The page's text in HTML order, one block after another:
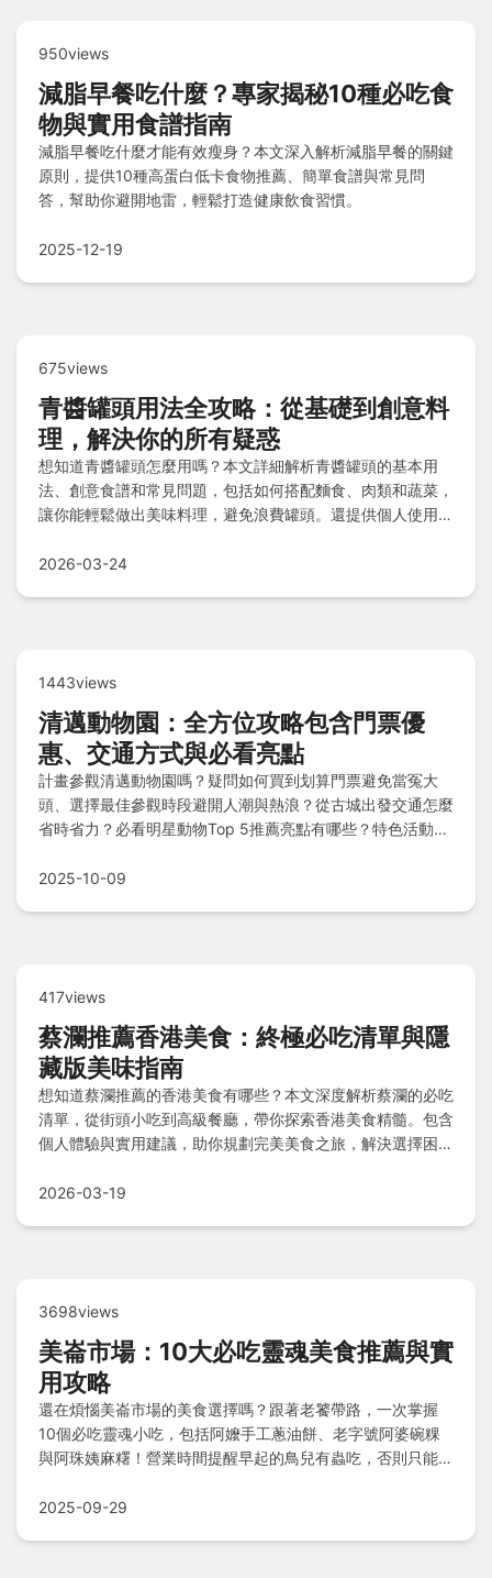
950views
減脂早餐吃什麼？專家揭秘10種必吃食
物與實用食譜指南
減脂早餐吃什麼才能有效瘦身？本文深入解析減脂早餐的關鍵
原則，提供10種高蛋白低卡食物推薦、簡單食譜與常見問
答，幫助你避開地雷，輕鬆打造健康飲食習慣。
2025-12-19
675views
青醬罐頭用法全攻略：從基礎到創意料
理，解決你的所有疑惑
想知道青醬罐頭怎麼用嗎？本文詳細解析青醬罐頭的基本用
法、創意食譜和常見問題，包括如何搭配麵食、肉類和蔬菜，
讓你能輕鬆做出美味料理，避免浪費罐頭。還提供個人使用心
2026-03-24
1443views
清邁動物園：全方位攻略包含門票優
惠、交通方式與必看亮點
計畫參觀清邁動物園嗎？疑問如何買到划算門票避免當冤大
頭、選擇最佳參觀時段避開人潮與熱浪？從古城出發交通怎麼
省時省力？必看明星動物Top 5推薦亮點有哪些？特色活動不
哪？這篇指南提供完整資訊，幫你輕鬆規劃行程並判斷值不值
2025-10-09
417views
蔡瀾推薦香港美食：終極必吃清單與隱
藏版美味指南
想知道蔡瀾推薦的香港美食有哪些？本文深度解析蔡瀾的必吃
清單，從街頭小吃到高級餐廳，帶你探索香港美食精髓。包含
個人體驗與實用建議，助你規劃完美美食之旅，解決選擇困難
2026-03-19
3698views
美崙市場：10大必吃靈魂美食推薦與實
用攻略
還在煩惱美崙市場的美食選擇嗎？跟著老饕帶路，一次掌握
10個必吃靈魂小吃，包括阿嬤手工蔥油餅、老字號阿婆碗粿
與阿珠姨麻糬！營業時間提醒早起的鳥兒有蟲吃，否則只能看
有Q&A快問快答幫你解惑，快來規劃你的美食冒險吧！
2025-09-29